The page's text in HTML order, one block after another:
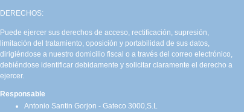
DERECHOS:
Puede ejercer sus derechos de acceso, rectificación, supresión,
limitación del tratamiento, oposición y portabilidad de sus datos,
dirigiéndose a nuestro domicilio fiscal o a través del correo electrónico,
debiéndose identificar debidamente y solicitar claramente el derecho a
ejercer.
Responsable
Antonio Santin Gorjon - Gateco 3000,S.L